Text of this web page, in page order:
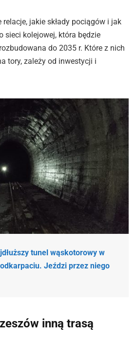
jakie składy pociągów i jak
sieci kolejowej, która będzie
do 2035 r. Które z nich
tory, zależy od inwestycji i
tunel wąskotorowy w
Jeździ przez niego
inną trasą